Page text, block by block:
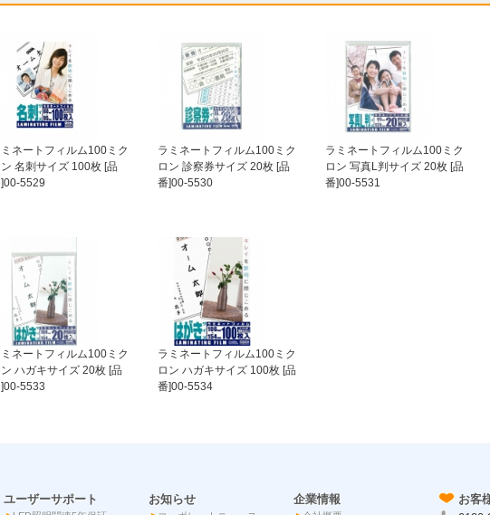
ネートフィルム100ミク
ン 名刺サイズ 100枚 [品
5529
ラミネートフィルム100ミク
ロン 診察券サイズ 20枚 [品
番]00-5530
ラミネートフィルム100ミク
ロン 写真L判サイズ 20枚 [品
番]00-5531
ネートフィルム100ミク
ン ハガキサイズ 20枚 [品
5533
ラミネートフィルム100ミク
ロン ハガキサイズ 100枚 [品
番]00-5534
ユーザーサポート お知らせ 企業情報
お客